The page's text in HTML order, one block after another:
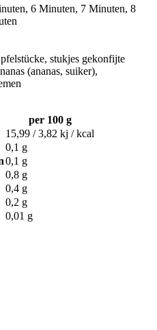
6 Minuten, 7 Minuten, 8
stukjes gekonfijte
(ananas, suiker),
per 100 g
15,99 / 3,82 kj / kcal
0,1 g
0,1 g
0,8 g
0,4 g
0,2 g
0,01 g